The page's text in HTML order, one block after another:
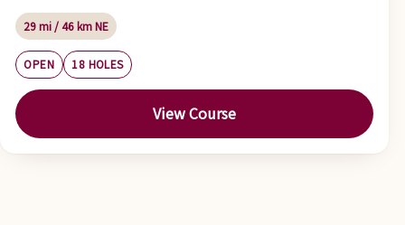
29 mi / 46 km NE
OPEN 18 HOLES
View Course